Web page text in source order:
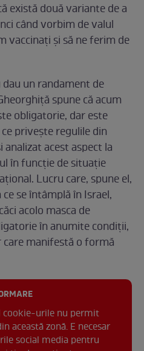
există două variante de a
când vorbim de valul
vaccinați și să ne ferim de
un randament de
spune că acum
obligatorie, dar este
privește regulile din
acest aspect la
în funcție de situație
Lucru care, spune el,
se întâmplă în Israel,
acolo masca de
în anumite condiții,
manifestă o formă
cookie-urile nu permit
această zonă. E necesar
social media pentru